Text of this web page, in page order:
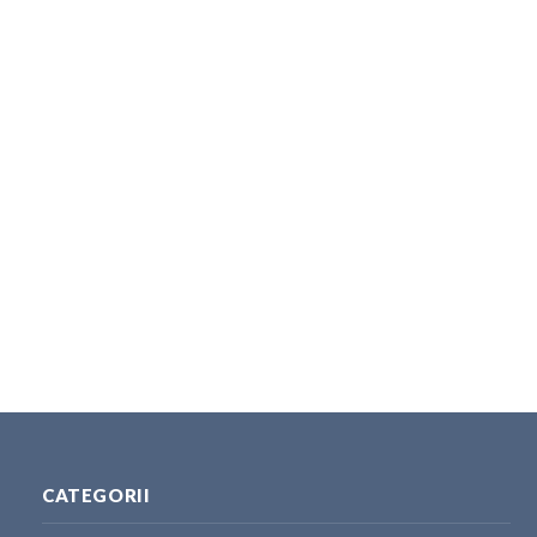
CATEGORII